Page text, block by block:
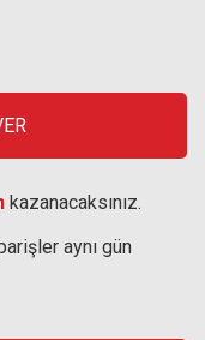
kazanacaksınız.
aynı gün